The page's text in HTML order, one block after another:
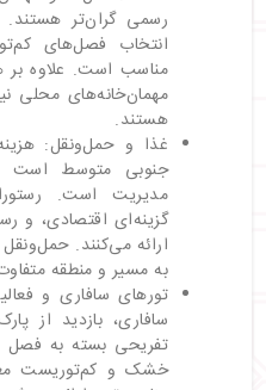
رسمی گران‌تر هستند.
انتخاب فصل‌های
مناسب است. علاوه بر
مهمان‌خانه‌های محلی
هستند.
غذا و حمل‌ونقل:
جنوبی متوسط است و
مدیریت است.
گزینه‌ای اقتصادی، و
ارائه می‌کنند.
به مسیر و منطقه
تورهای سافاری و
سافاری، بازدید از
تفریحی بسته به
خشک و کم‌توریست